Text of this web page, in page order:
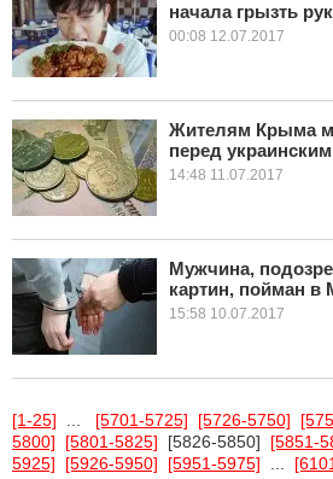
начала грызть
00:08 12.07.2017
Жителям Крыма
перед
14:48 11.07.2017
Мужчина,
картин, пойман в
15:58 10.07.2017
[1-25] [5701-5725] [5726-5750]
5800]
[5801-5825] [5826-5850] [5851-
5925]
[5926-5950] [5951-5975]